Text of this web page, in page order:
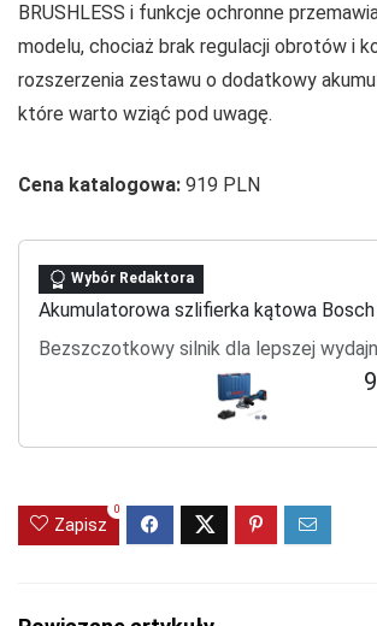
BRUSHLESS i funkcje ochronne
modelu, chociaż brak regulacji obrotów i
rozszerzenia zestawu o dodatkowy
które warto wziąć pod uwagę.
Cena katalogowa: 919 PLN
Wybór Redaktora
Akumulatorowa szlifierka kątowa
Bezszczotkowy silnik dla lepszej
Zapisz
0